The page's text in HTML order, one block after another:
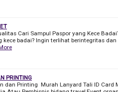
Cari Sampul Paspor yang Kece
kece badai? Ingin terlihat berintegritas
PRINTING
dan Printing Murah Lanyard Tali ID Card